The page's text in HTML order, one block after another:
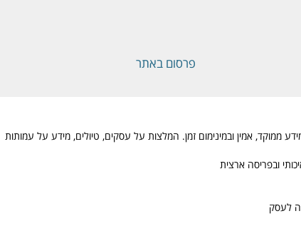
פרסום באתר
אמין ובמינימום זמן. המלצות על עסקים, טיולים, מידע על עמותות
ובפריסה ארצית
לעסק